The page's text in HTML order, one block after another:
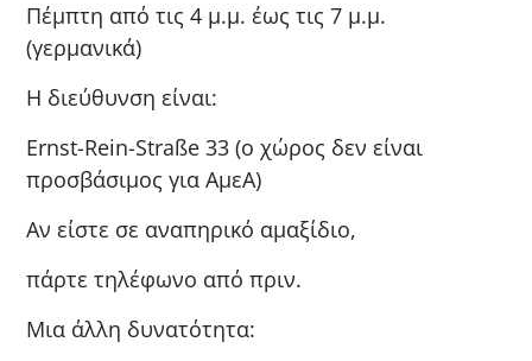
Πέμπτη από τις 4 μ.μ. έως τις 7 μ.μ.
(γερμανικά)
Η διεύθυνση είναι:
Ernst-Rein-Straße 33 (ο χώρος δεν είναι
προσβάσιμος για ΑμεΑ)
Αν είστε σε αναπηρικό αμαξίδιο,
πάρτε τηλέφωνο από πριν.
Μια άλλη δυνατότητα: